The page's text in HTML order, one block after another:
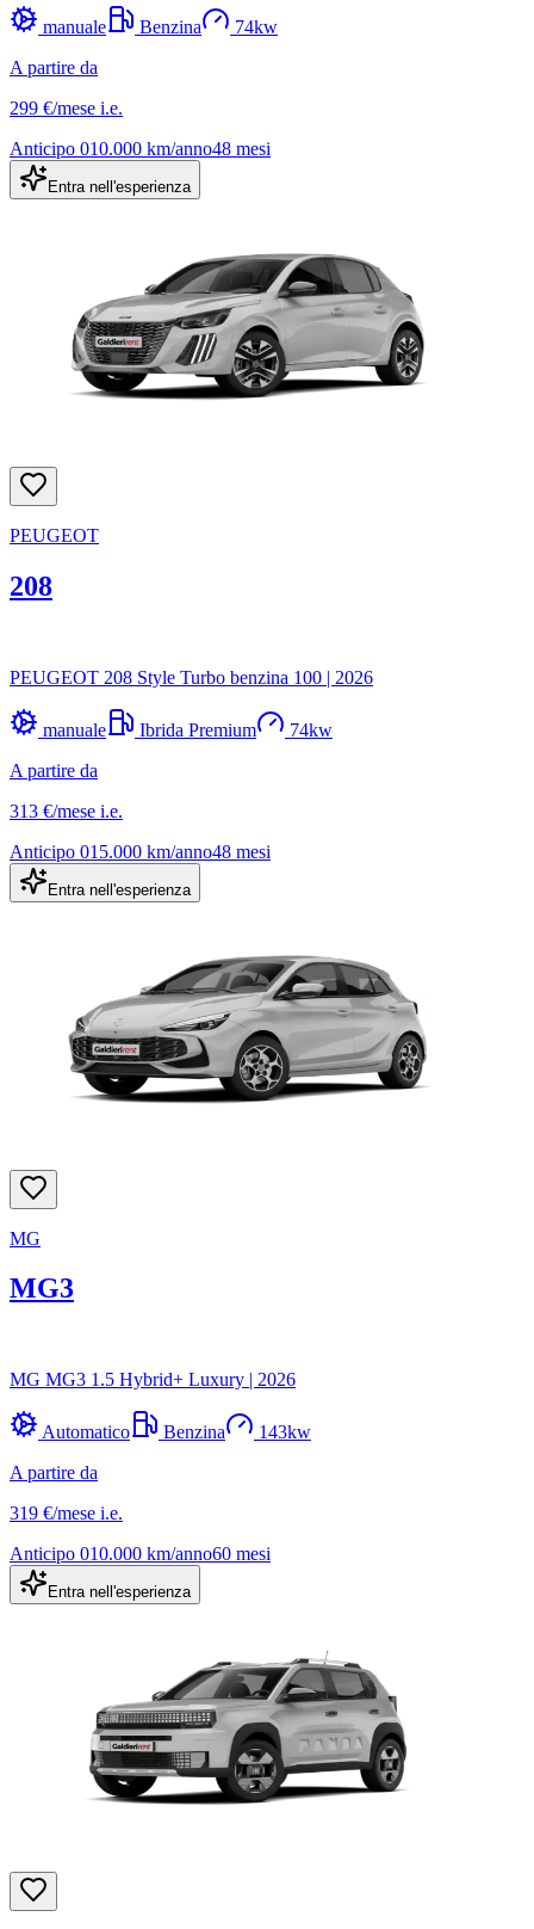
manuale Benzina 74kw
A partire da
299 €/mese i.e.
Anticipo 010.000 km/anno48 mesi
Entra nell'esperienza
PEUGEOT
208
PEUGEOT 208 Style Turbo benzina 100 | 2026
manuale Ibrida Premium 74kw
A partire da
313 €/mese i.e.
Anticipo 015.000 km/anno48 mesi
Entra nell'esperienza
MG
MG3
MG MG3 1.5 Hybrid+ Luxury | 2026
Automatico Benzina 143kw
A partire da
319 €/mese i.e.
Anticipo 010.000 km/anno60 mesi
Entra nell'esperienza